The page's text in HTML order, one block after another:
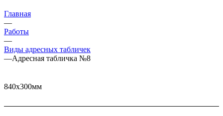
Главная
—
Работы
—
Виды адресных табличек
—Адресная табличка №8
840х300мм